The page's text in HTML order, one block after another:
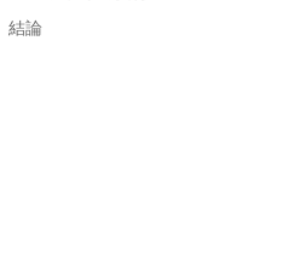
結論